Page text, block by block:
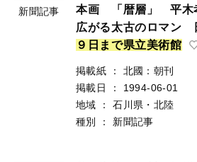
新聞記事
本画 「暦層」 平木
広がる太古のロマン
９ 日 ま で県立美術館
掲載紙 ：
北國：朝刊
掲載日
：
1994-06-01
地域
：
石川県・北陸
種別
： 新聞記事